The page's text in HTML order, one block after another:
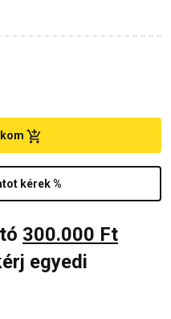
kérek %
300.000 Ft
egyedi